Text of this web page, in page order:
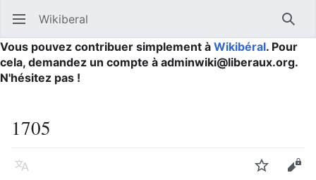
Ouvrir le menu principal Wikiberal
Vous pouvez contribuer simplement à Wikibéral. Pour
cela, demandez un compte à adminwiki@liberaux.org.
N'hésitez pas !
1705
Langue Suivre